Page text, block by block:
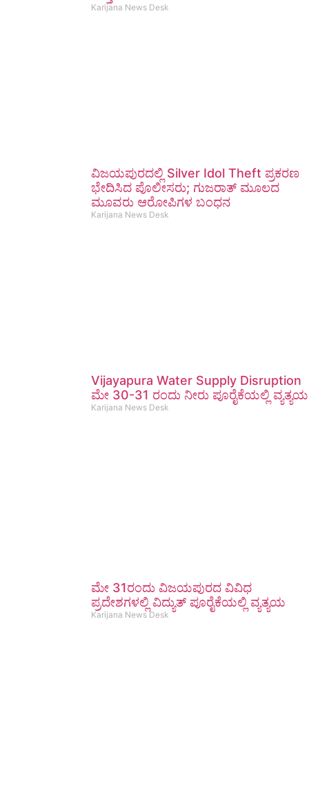
Karijana News Desk
ವಿಜಯಪುರದಲ್ಲಿ Silver Idol Theft ಪ್ರಕರಣ
ಭೇದಿಸಿದ ಪೊಲೀಸರು; ಗುಜರಾತ್ ಮೂಲದ
ಮೂವರು ಆರೋಪಿಗಳ ಬಂಧನ
Karijana News Desk
Vijayapura Water Supply Disruption
ಮೇ 30-31 ರಂದು ನೀರು ಪೂರೈಕೆಯಲ್ಲಿ ವ್ಯತ್ಯಯ
Karijana News Desk
ಮೇ 31ರಂದು ವಿಜಯಪುರದ ವಿವಿಧ
ಪ್ರದೇಶಗಳಲ್ಲಿ ವಿದ್ಯುತ್ ಪೂರೈಕೆಯಲ್ಲಿ ವ್ಯತ್ಯಯ
Karijana News Desk